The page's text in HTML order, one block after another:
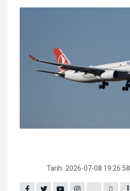
Tarih: 2026-07-08 19:26:58